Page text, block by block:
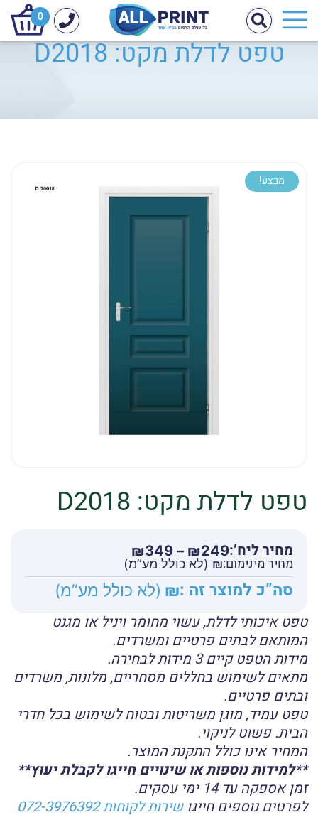
0
טפט לדלת מקט: D2018
טפט לדלת מקט: D2018
מחיר ליח’: ₪249
–
₪349
מחירים:
עד
מחיר מינימום:₪ (לא כולל מע”מ)
סה”כ למוצר זה :₪ (לא כולל מע”מ)
טפט איכותי לדלת, עשוי מחומר ויניל או מגנט
המותאם לבתים פרטיים ומשרדים.
מידות הטפט קיים 3 מידות לבחירה.
מתאים לשימוש בחללים מסחריים, מלונות, משרדים
ובתים פרטיים.
טפט עמיד, מוגן משריטות ובטוח לשימוש בכל חדרי
הבית. פשוט לניקוי.
המחיר אינו כולל התקנת המוצר.
**למידות נוספות או שינויים חייגו לקבלת יעוץ**
זמן אספקה עד 14 ימי עסקים.
לפרטים נוספים חייגושירות לקוחות 072-3976392
מבצע!